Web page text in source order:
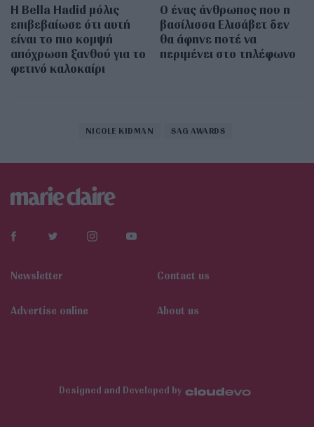
Η Bella Hadid μόλις
επιβεβαίωσε ότι αυτή
είναι το πιο κομψή
απόχρωση ξανθού για το
φετινό καλοκαίρι
Ο ένας άνθρωπος που η
βασίλισσα Ελισάβετ δεν
θα άφηνε ποτέ να
περιμένει στο τηλέφωνο
NICOLE KIDMAN SAG AWARDS
Newsletter Contact us
Αdvertise online About us
Designed and Developed by